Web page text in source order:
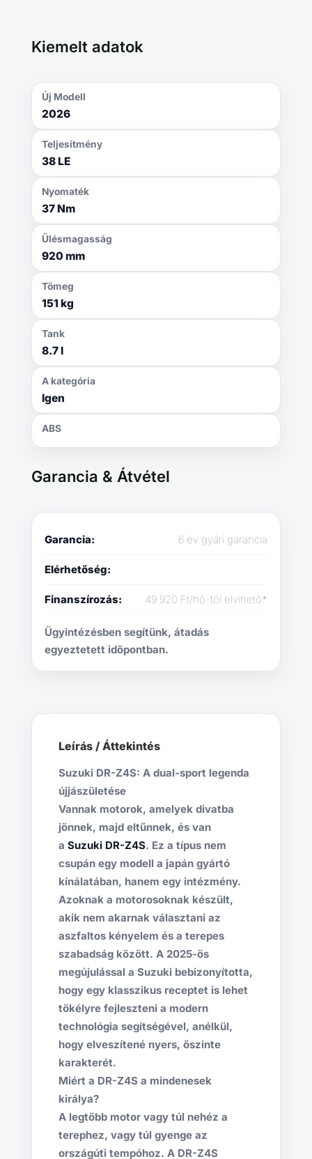
Kiemelt adatok
Új Modell
2026
Teljesítmény
38 LE
Nyomaték
37 Nm
Ülésmagasság
920 mm
Tömeg
151 kg
Tank
8.7 l
A kategória
Igen
ABS
Garancia & Átvétel
Garancia: 6 év gyári garancia
Elérhetőség:
Finanszírozás: 49 920 Ft/hó-tól elvihető*
Ügyintézésben segítünk, átadás
egyeztetett időpontban.
Leírás / Áttekintés
Suzuki DR-Z4S: A dual-sport legenda
újjászületése
Vannak motorok, amelyek divatba
jönnek, majd eltűnnek, és van
a Suzuki DR-Z4S. Ez a típus nem
csupán egy modell a japán gyártó
kínálatában, hanem egy intézmény.
Azoknak a motorosoknak készült,
akik nem akarnak választani az
aszfaltos kényelem és a terepes
szabadság között. A 2025-ös
megújulással a Suzuki bebizonyította,
hogy egy klasszikus receptet is lehet
tökélyre fejleszteni a modern
technológia segítségével, anélkül,
hogy elveszítené nyers, őszinte
karakterét.
Miért a DR-Z4S a mindenesek
királya?
A legtöbb motor vagy túl nehéz a
terephez, vagy túl gyenge az
országúti tempóhoz. A DR-Z4S